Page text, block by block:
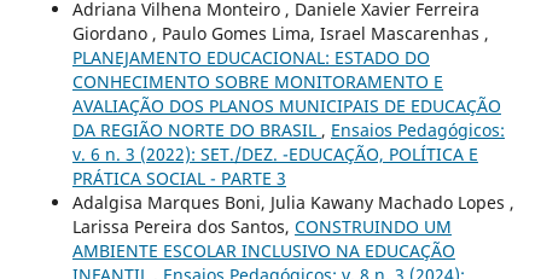
Adriana Vilhena Monteiro , Daniele Xavier Ferreira
Giordano , Paulo Gomes Lima, Israel Mascarenhas ,
PLANEJAMENTO EDUCACIONAL: ESTADO DO
CONHECIMENTO SOBRE MONITORAMENTO E
AVALIAÇÃO DOS PLANOS MUNICIPAIS DE EDUCAÇÃO
DA REGIÃO NORTE DO BRASIL , Ensaios Pedagógicos:
v. 6 n. 3 (2022): SET./DEZ. -EDUCAÇÃO, POLÍTICA E
PRÁTICA SOCIAL - PARTE 3
Adalgisa Marques Boni, Julia Kawany Machado Lopes ,
Larissa Pereira dos Santos, CONSTRUINDO UM
AMBIENTE ESCOLAR INCLUSIVO NA EDUCAÇÃO